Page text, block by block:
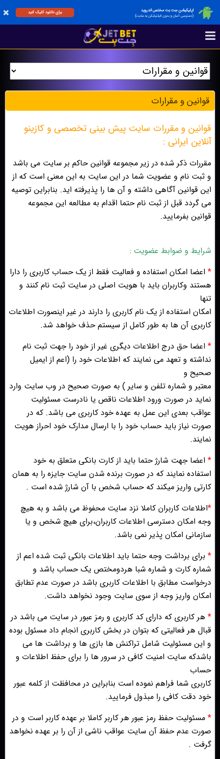
اپلیکیشن جت بت مختص اندروید
(دسترسی آسان و بدون فیلترشکن به سایت)
برای دانلود کلیک کنید
قوانين و مقرارات
قوانین و مقررات سایت پیش بینی تخصصی و کازینو
آنلاین ایرانی :
مقررات ذکر شده در زیر مجموعه قوانین حاکم بر سایت می باشد
و ثبت نام و عضویت شما در این سایت به این معنی است که از
این قوانین آگاهی داشته و آن ها را پذیرفته اید. بنابراین توصیه
می گردد قبل از ثبت نام حتما اقدام به مطالعه این مجموعه
قوانین بفرمایید.
شرایط و ضوابط عضویت :
* اعضا امکان استفاده و فعالیت فقط از یک حساب کاربری را دارا
هستند وکاربران باید با هویت اصلی در سایت ثبت نام کنند و
تنها
امکان استفاده از یک نام کاربری را دارند در غیر اینصورت اطلاعات
کاربری آن ها به طور کامل از سیستم حذف خواهد شد.
* اعضا حق درج اطلاعات دیگری غیر از خود را جهت ثبت نام
نداشته و تعهد می نمایند که اطلاعات خود را (اعم از ایمیل
صحیح و
معتبر و شماره تلفن و سایر ) به صورت صحیح در وب سایت وارد
نماید در صورت ورود اطلاعات ناقص یا نادرست مسئولیت
عواقب بعدی این عمل به عهده خود کاربری می باشد. که در
صورت نیاز باید حساب خود را با ارسال مدارک خود احراز هویت
نمایند.
* اعضا جهت شارژ حتما باید از کارت بانکی متعلق به خود
استفاده نمایند که در صورت برنده شدن سایت جایزه را به همان
کارتی واریز میکند که حساب شخص با آن شارژ شده است .
*اطلاعات کاربران کاملا نزد سایت محفوظ می باشد و به هیچ
وجه امکان دسترسی اطلاعات کاربران،برای هیچ شخص و یا
سازمانی امکان پذیر نمی باشد.
* برای برداشت وجه حتما باید اطلاعات بانکی ثبت شده اعم از
شماره کارت و شماره شبا هردومختص یک حساب باشد و
درخواست مطابق با اطلاعات کاربری باشد در صورت عدم تطابق
امکان واریز وجه از سوی سایت وجود نخواهد داشت.
* هر کاربری که دارای کد کاربری و رمز عبور در سایت می باشد در
قبال هر فعالیتی که بتوان در بخش کاربری انجام داد مسئول بوده
و این مسئولیت شامل تراکنش ها بازی ها و برداشت ها می
باشدکه سایت امنیت کافی در سرور ها را برای حفظ اطلاعات و
حساب
کاربری شما فراهم نموده است بنابراین در محافظت از کلمه عبور
خود دقت کافی را مبذول فرمایید.
* مسئولیت حفظ رمز عبور هر کاربر کاملا بر عهده کاربر است و در
صورت عدم حفظ آن سایت عواقب ناشی از آن را بر عهده نخواهد
گرفت .